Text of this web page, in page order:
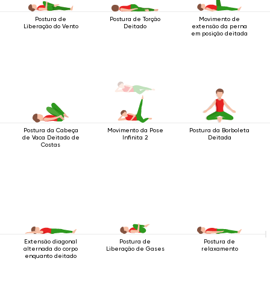
Postura de
Liberação do Vento
Postura de Torção
Deitado
Movimento de
extensão da perna
em posição deitada
Postura da Cabeça
de Vaca Deitado de
Costas
Movimento da Pose
Infinita 2
Postura da Borboleta
Deitada
Extensão diagonal
alternada do corpo
enquanto deitado
Postura de
Liberação de Gases
Postura de
relaxamento